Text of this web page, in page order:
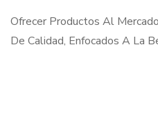
Ofrecer Productos Al
De Calidad, Enfocados A La